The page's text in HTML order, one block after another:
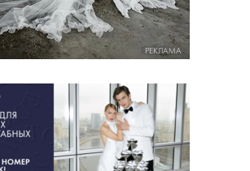
РЕКЛАМА